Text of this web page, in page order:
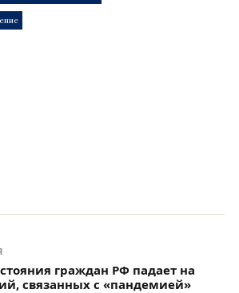
граждан РФ падает на
связанных с «пандемией»